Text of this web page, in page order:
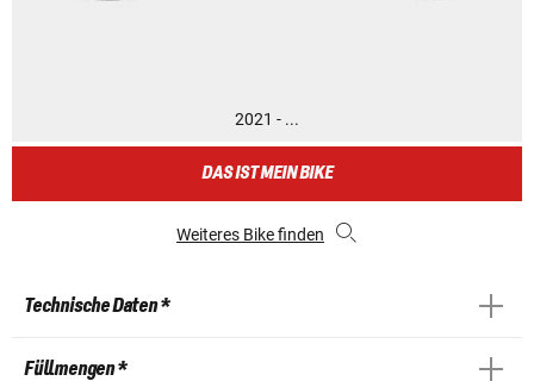
2021 - ...
DAS IST MEIN BIKE
Weiteres Bike finden
Technische Daten *
Füllmengen *